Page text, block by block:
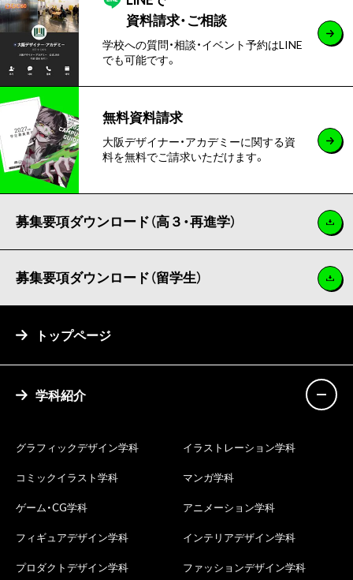
資料請求・ご相談
学校への質問・相談・イベント予約はLINE
でも可能です。
無料資料請求
大阪デザイナー・アカデミーに関する資
料を無料でご請求いただけます。
募集要項ダウンロード（高３・再進学）
募集要項ダウンロード（留学生）
トップページ
学科紹介
グラフィックデザイン学科
イラストレーション学科
コミックイラスト学科
マンガ学科
ゲーム・CG学科
アニメーション学科
フィギュアデザイン学科
インテリアデザイン学科
プロダクトデザイン学科
ファッションデザイン学科